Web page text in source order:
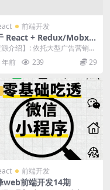
前端开发
React + Redux/Mobx
复杂项目状态管理
源介绍】: 依托大型广告营销平
目，多维度讲解 React 状态管
态...
年前 239 29
前端开发
web前端开发14期